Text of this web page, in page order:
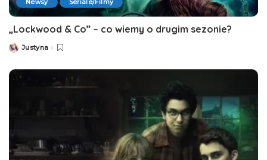
Newsy Seriale/Filmy
„Lockwood & Co” – co wiemy o drugim sezonie?
PostedJustyna